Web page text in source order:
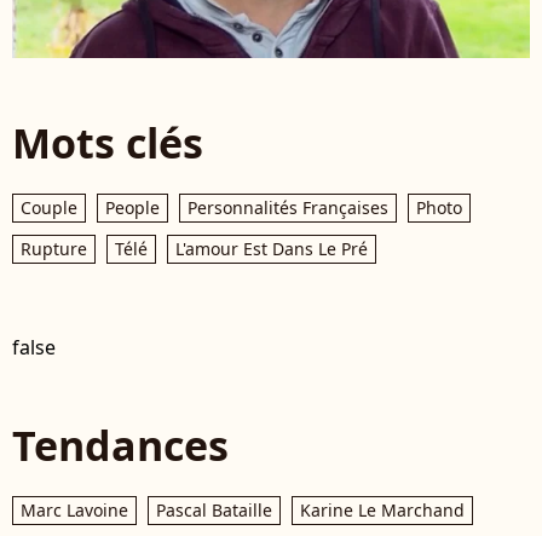
Mots clés
Couple People Personnalités Françaises
Photo
Rupture
Télé L'amour Est Dans Le Pré
false
Tendances
Marc Lavoine Pascal Bataille
Karine Le Marchand